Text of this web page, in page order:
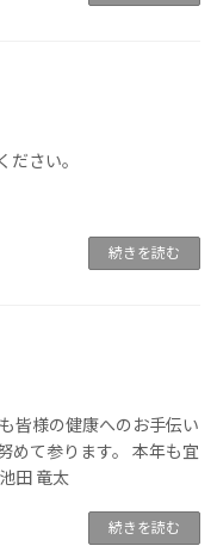
さい。
続きを読む
皆様の健康へのお手伝い
めて参ります。 本年も宜
田 竜太
続きを読む